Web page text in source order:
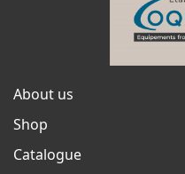
About us
Shop
Catalogue